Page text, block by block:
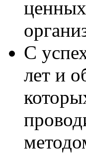
С
лет и